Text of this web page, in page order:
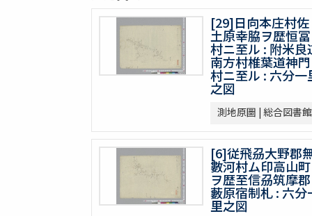
[29]日向本庄村佐
土原幸脇ヲ歴恒冨
村ニ至ル : 附米良
南方村椎葉道神門
村ニ至ル : 六分一
之図
測地原圖 | 総合図書館
[6]従飛刕大野郡
數河村ム印高山町
ヲ歴至信刕筑摩郡
藪原宿制札 : 六分
里之図